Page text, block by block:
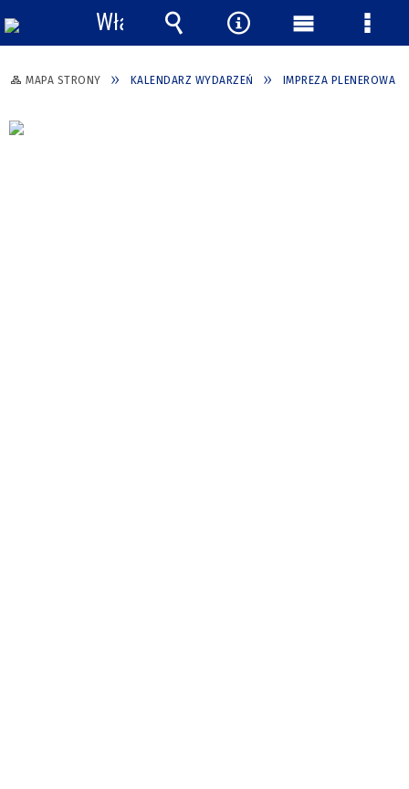
MAPA STRONY KALENDARZ WYDARZEŃ IMPREZA PLENEROWA
Włącz
powiadomienia
Wyszukiwarka
Narzędzia
Menu
główne
Menu